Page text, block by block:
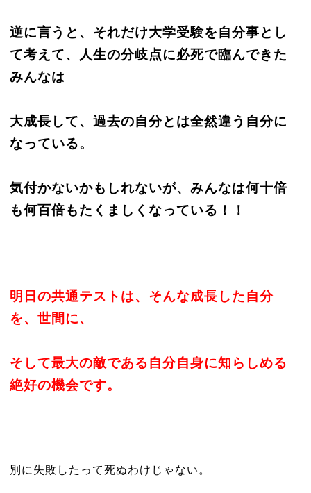
逆に言うと、それだけ大学受験を自分事とし
て考えて、人生の分岐点に必死で臨んできた
みんなは
大成長して、過去の自分とは全然違う自分に
なっている。
気付かないかもしれないが、みんなは何十倍
も何百倍もたくましくなっている！！
明日の共通テストは、そんな成長した自分
を、世間に、
そして最大の敵である自分自身に知らしめる
絶好の機会です。
別に失敗したって死ぬわけじゃない。